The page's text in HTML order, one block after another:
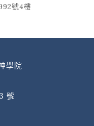
號4樓
學院
號